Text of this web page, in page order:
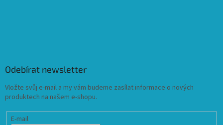
Odebírat newsletter
Vložte svůj e-mail a my vám budeme zasílat informace o nových
produktech na našem e-shopu.
E-mail